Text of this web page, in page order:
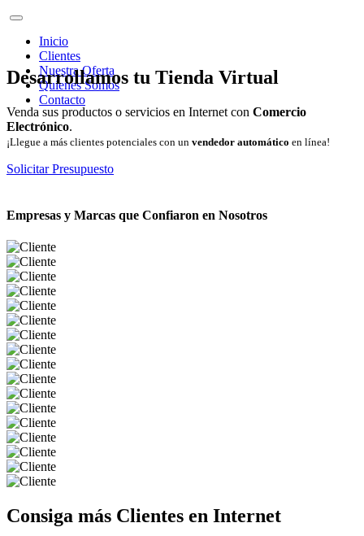
Inicio
Clientes
Nuestra Oferta
Quienes Somos
Contacto
Desarrollamos tu Tienda Virtual
Venda sus productos o servicios en Internet con Comercio
Electrónico.
¡Llegue a más clientes potenciales con un vendedor automático en línea!
Solicitar Presupuesto
Empresas y Marcas que Confiaron en Nosotros
Consiga más Clientes en Internet